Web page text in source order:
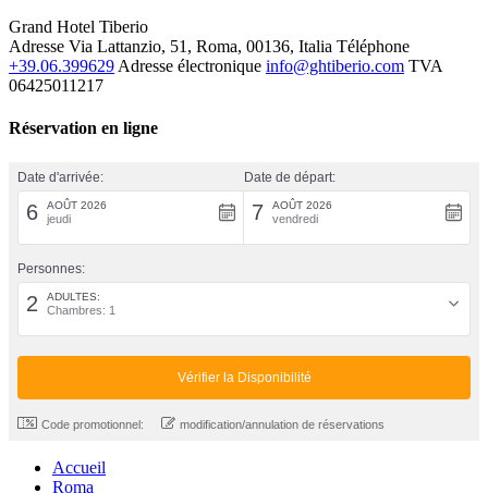
Grand Hotel Tiberio
Adresse Via Lattanzio, 51, Roma, 00136, Italia Téléphone
+39.06.399629 Adresse électronique info@ghtiberio.com TVA
06425011217
Réservation en ligne
Date d'arrivée:
6 AOÛT 2026
jeudi
Date de départ:
7 AOÛT 2026
vendredi
Personnes:
2 ADULTES:
Chambres: 1
Code promotionnel: modification/annulation de réservations
Accueil
Roma